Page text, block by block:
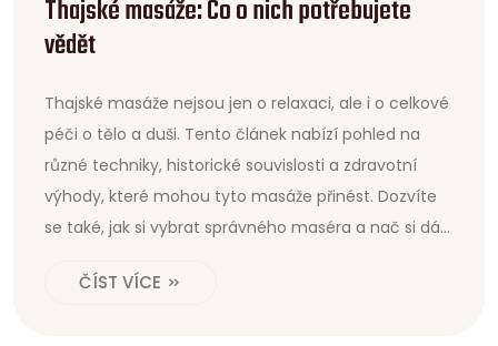
Thajské masáže: Co o nich potřebujete
vědět
Thajské masáže nejsou jen o relaxaci, ale i o celkové
péči o tělo a duši. Tento článek nabízí pohled na
různé techniky, historické souvislosti a zdravotní
výhody, které mohou tyto masáže přinést. Dozvíte
se také, jak si vybrat správného maséra a nač si dát
Přečtěte si, jak thajské masáže mohou změnit váš
ČÍST VÍCE